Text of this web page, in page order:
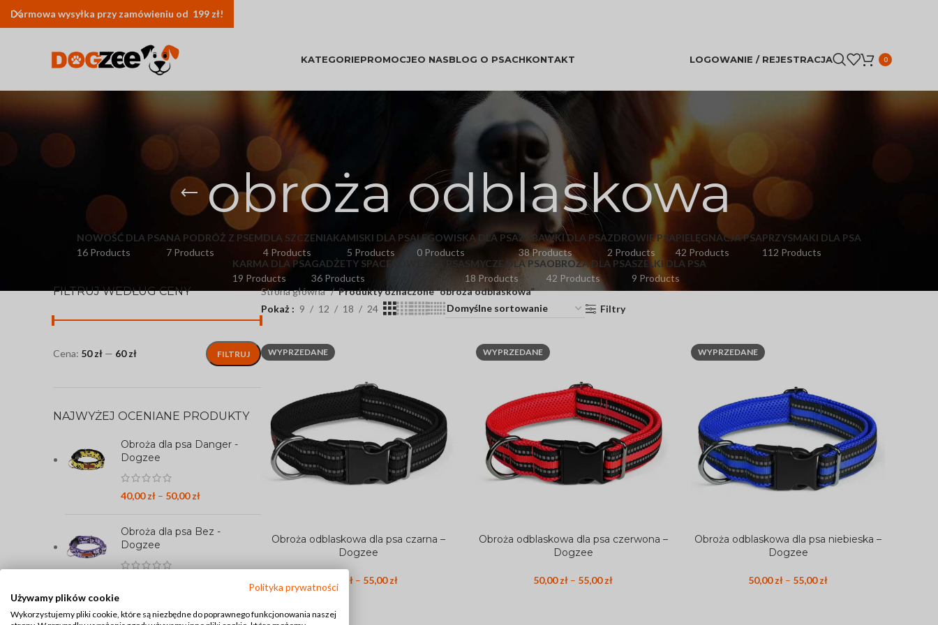
KATEGORIE
OBROŻA DLA PSA
Obroża z klamrą dla psa
Obroża dla szczeniaka
Obroża przeciw kleszczom dla psa
ZOBACZ WSZYSTKO >
PROMOCJEO NASBLOG O PSACHKONTAKT LOGOWANIE / REJESTRACJA 0
obroża odblaskowa
NOWOŚĆ DLA PSA
16 Products
NA PODRÓŻ Z PSEM
7 Products
DLA SZCZENIAKA
4 Products
MISKI DLA PSA
5 Products
LEGOWISKA DLA PSA
0 Products
ZABAWKI DLA PSA
38 Products
ZDROWIE PSA
2 Products
PIELĘGNACJA PSA
42 Products
PRZYSMAKI DLA PSA
112 Products
KARMA DLA PSA
19 Products
GADŻETY SPACEROWE DLA PSA
36 Products
SMYCZE DLA PSA
18 Products
OBROŻA DLA PSA
42 Products
SZELKI DLA PSA
9 Products
FILTRUJ WEDŁUG CENY
FILTRUJ
Cena: 50 zł — 60 zł
NAJWYŻEJ OCENIANE PRODUKTY
Obroża dla psa Danger -
Dogzee
40,00zł – 50,00zł
Obroża dla psa Bez -
Dogzee
Saszetka na przysmaki Lisek
Strona główna
Produkty oznaczone “obroża odblaskowa”
Pokaż
9 12 18 24 Filtry
WYPRZEDANE
WYBIERZ OPCJE
Obroża odblaskowa dla psa czarna –
Dogzee
zł – 55,00zł
WYPRZEDANE
WYBIERZ OPCJE
Obroża odblaskowa dla psa czerwona –
Dogzee
50,00zł – 55,00zł
WYPRZEDANE
WYBIERZ OPCJE
Obroża odblaskowa dla psa niebieska –
Dogzee
50,00zł – 55,00zł
WYPRZEDANE
Darmowa wysyłka przy zamówieniu od 199 zł!
Polityka prywatności
Używamy plików cookie
Wykorzystujemy pliki cookie, które są niezbędne do poprawnego funkcjonowania naszej